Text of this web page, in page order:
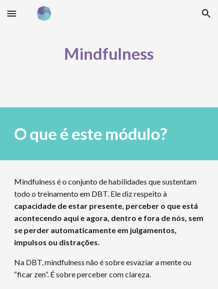
Skip to main content Skip to navigation
Mindfulness
O que é este módulo?
Mindfulness é o conjunto de habilidades que sustentam
todo o treinamento em DBT. Ele diz respeito à
capacidade de estar presente, perceber o que está
acontecendo aqui e agora, dentro e fora de nós, sem
se perder automaticamente em julgamentos,
impulsos ou distrações.
Na DBT, mindfulness não é sobre esvaziar a mente ou
“ficar zen”. É sobre perceber com clareza.